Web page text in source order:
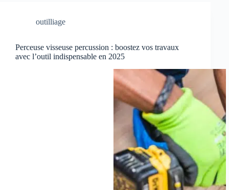
outilliage
Perceuse visseuse percussion : boostez vos travaux
avec l’outil indispensable en 2025